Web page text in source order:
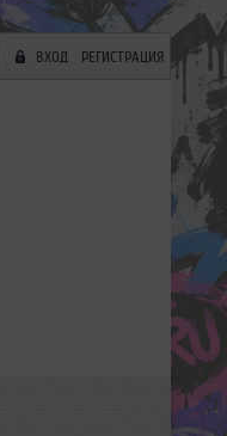
ВХОД РЕГИСТРАЦИЯ